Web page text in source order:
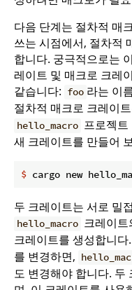
다음 단계는 절차적 매
쓰는 시점에서, 절차적
합니다. 궁극적으로는
레이트 및 매크로 크레
같습니다: foo 라는 이
절차적 매크로 크레이
hello_macro 프로젝트
새 크레이트를 만들어
$ cargo new
두 크레이트는 서로 밀
hello_macro 크레이
크레이트를 생성합니다.
를 변경하면,
도 변경해야 합니다. 두